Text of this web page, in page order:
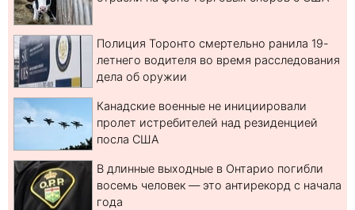
Полиция Торонто смертельно ранила 19-
летнего водителя во время расследования
дела об оружии
Канадские военные не инициировали
пролет истребителей над резиденцией
посла США
В длинные выходные в Онтарио погибли
восемь человек — это антирекорд с начала
года